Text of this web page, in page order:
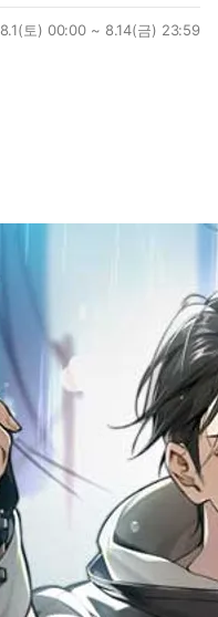
8.1(토) 00:00 ~ 8.14(금) 23:59